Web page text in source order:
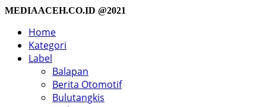
MEDIAACEH.CO.ID @2021
Home
Kategori
Label
Balapan
Berita Otomotif
Bulutangkis